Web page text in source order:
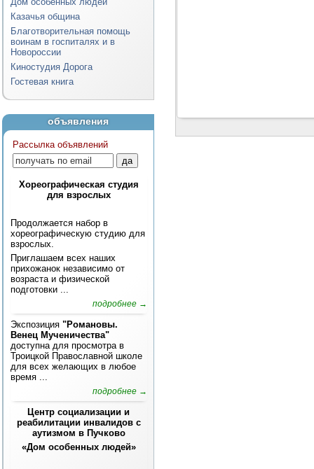
Казачья община
Благотворительная помощь
воинам в госпиталях и в
Новороссии
Киностудия Дорога
Гостевая книга
объявления
Рассылка объявлений
Хореографическая студия
для взрослых
Продолжается набор в
хореографическую студию для
взрослых.
Приглашаем всех наших
прихожанок независимо от
возраста и физической
подготовки ...
подробнее →
Экспозиция "Романовы.
Венец Мученичества"
доступна для просмотра в
Троицкой Православной школе
для всех желающих в любое
время ...
подробнее →
Центр социализации и
реабилитации инвалидов с
аутизмом в Пучково
«Дом особенных людей»